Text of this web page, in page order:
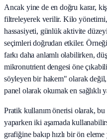
Ancak yine de en doğru karar,
filtreleyerek verilir. Kilo
hassasiyeti, günlük aktivite
seçimleri doğrudan etkiler.
farkı daha anlamlı olabilirken,
mikronutrient dengesi öne
söyleyen bir hakem" olarak
panel olarak okumak en sağlıklı
Pratik kullanım önerisi olarak, bu
yaparken iki aşamada
grafiğine bakıp hızlı bir ön